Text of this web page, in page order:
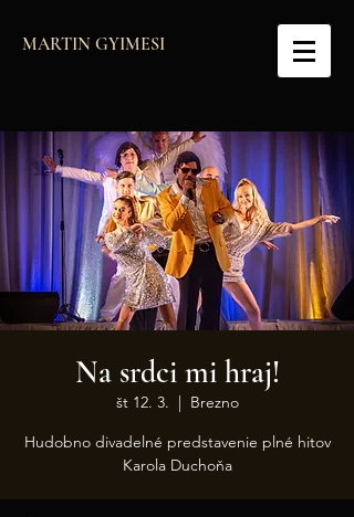
MARTIN GYIMESI
Na srdci mi hraj!
št 12. 3.
  |
Brezno
Hudobno divadelné predstavenie plné hitov
Karola Duchoňa